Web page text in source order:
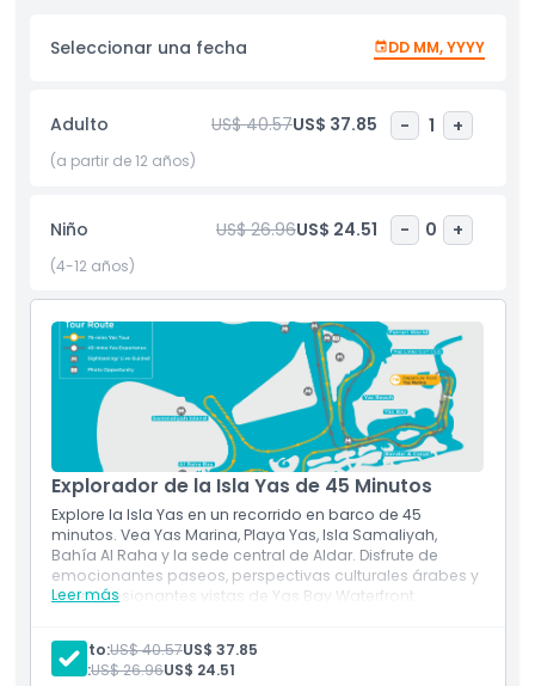
expertos. Cualquiera que sea la opción que elijas, cada
experiencia está diseñada para mostrar la arquitectura
natural desde el agua. Disfruta de oportunidades para
fotos, refrescantes brisas marinas y una perspectiva única
del skyline de Abu Dabi a bordo de modernas
seguridad, profesionalismo y momentos inolvidables, Yellow
Boat Abu Dhabi es una actividad obligada para quienes
buscan las atracciones mejor valoradas, turismo costero o
Aspectos Destacados
Inclusiones
Política para Niños y Adultos
No Adecuado Para
Cosas a Saber
Seleccionar una fecha DD MM, YYYY
Adulto US$ 40.57US$ 37.85 - 1 +
(a partir de 12 años)
Niño US$ 26.96US$ 24.51 - 0 +
(4-12 años)
Explorador de la Isla Yas de 45 Minutos
Explore la Isla Yas en un recorrido en barco de 45
minutos. Vea Yas Marina, Playa Yas, Isla Samaliyah,
Bahía Al Raha y la sede central de Aldar. Disfrute de
emocionantes paseos, perspectivas culturales árabes y
las impresionantes vistas de Yas Bay Waterfront.
Leer más
Vía Autopista E12 (Autopista Sheikh Khalifa Bin Zayed)
Tome la carretera Corniche hacia el Puerto Mina Zayed y
siga las señales hacia Isla Yas. Tome la autopista Sheikh
Adulto:US$ 40.57US$ 37.85
Niño:US$ 26.96US$ 24.51